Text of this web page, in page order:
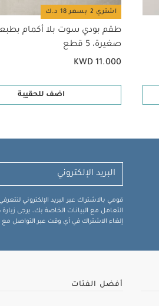
اشتري 2 بسعر 18 د.ك
طقم بودي سوت بلا أكمام
صغيرة، 5 قطع
KWD 11.000
اضف للحقيبة
قومي بالاشتراك عبر البريد الإلكتروني
التعامل مع البيانات الخاصة بك، يرجى
إلغاء الاشتراك في أي وقت عبر التواصل مع
أفضل الفئات